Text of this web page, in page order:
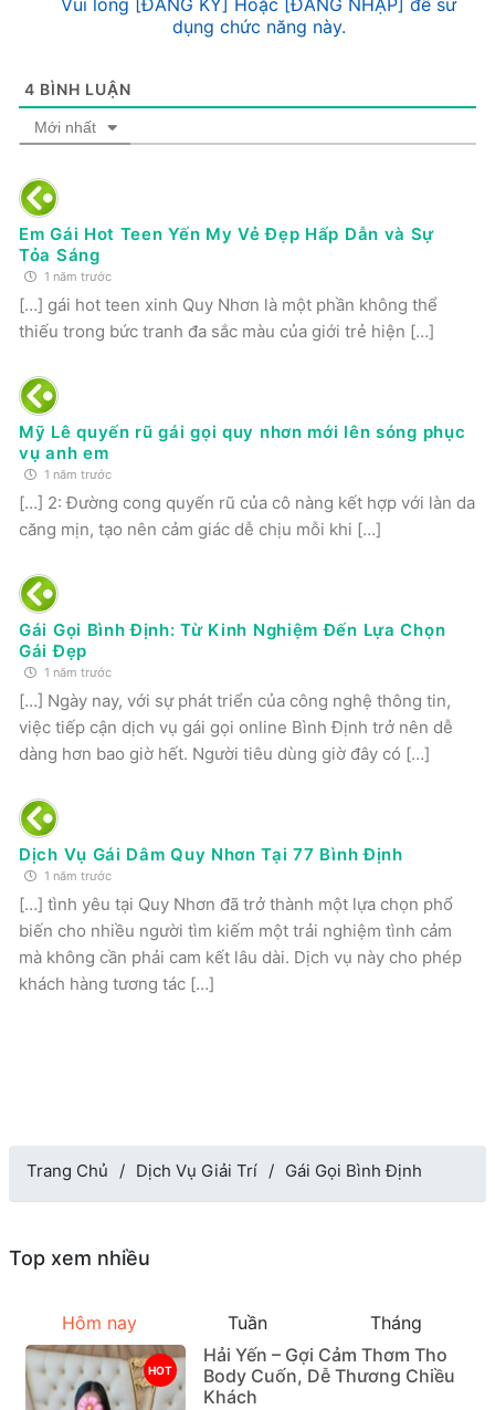
Vui lòng [ĐĂNG KÝ] Hoặc [ĐĂNG NHẬP] để sử
dụng chức năng này.
4 BÌNH LUẬN
Mới nhất
Em Gái Hot Teen Yến My Vẻ Đẹp Hấp Dẫn và Sự
Tỏa Sáng
1 năm trước
[…] gái hot teen xinh Quy Nhơn là một phần không thể
thiếu trong bức tranh đa sắc màu của giới trẻ hiện […]
Mỹ Lê quyến rũ gái gọi quy nhơn mới lên sóng phục
vụ anh em
1 năm trước
[…] 2: Đường cong quyến rũ của cô nàng kết hợp với làn da
căng mịn, tạo nên cảm giác dễ chịu mỗi khi […]
Gái Gọi Bình Định: Từ Kinh Nghiệm Đến Lựa Chọn
Gái Đẹp
1 năm trước
[…] Ngày nay, với sự phát triển của công nghệ thông tin,
việc tiếp cận dịch vụ gái gọi online Bình Định trở nên dễ
dàng hơn bao giờ hết. Người tiêu dùng giờ đây có […]
Dịch Vụ Gái Dâm Quy Nhơn Tại 77 Bình Định
1 năm trước
[…] tình yêu tại Quy Nhơn đã trở thành một lựa chọn phổ
biến cho nhiều người tìm kiếm một trải nghiệm tình cảm
mà không cần phải cam kết lâu dài. Dịch vụ này cho phép
khách hàng tương tác […]
Trang Chủ Dịch Vụ Giải Trí Gái Gọi Bình Định
Top xem nhiều
Hôm nay Tuần Tháng
HOT
Hải Yến – Gợi Cảm Thơm Tho
Body Cuốn, Dễ Thương Chiều
Khách